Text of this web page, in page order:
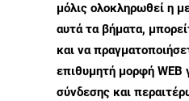
μόλις ολοκληρωθεί η
αυτά τα βήματα,
και να
επιθυμητή μορφή WEB
σύνδεσης και